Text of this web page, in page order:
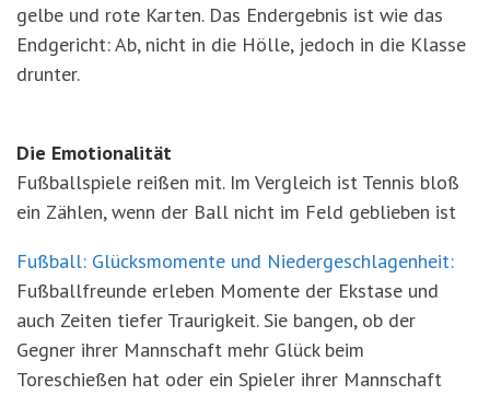
gelbe und rote Karten. Das Endergebnis ist wie das
Endgericht: Ab, nicht in die Hölle, jedoch in die Klasse
drunter.
Die Emotionalität
Fußballspiele reißen mit. Im Vergleich ist Tennis bloß
ein Zählen, wenn der Ball nicht im Feld geblieben ist
Fußball: Glücksmomente und Niedergeschlagenheit:
Fußballfreunde erleben Momente der Ekstase und
auch Zeiten tiefer Traurigkeit. Sie bangen, ob der
Gegner ihrer Mannschaft mehr Glück beim
Toreschießen hat oder ein Spieler ihrer Mannschaft